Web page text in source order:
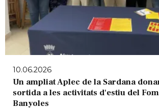
10.06.2026
Un ampliat Aplec de la Sardana
sortida a les activitats d'estiu del
Banyoles